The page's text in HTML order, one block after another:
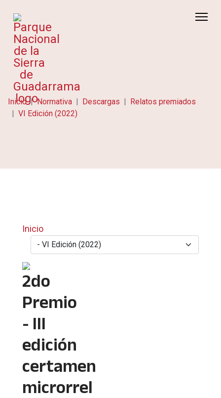
Inicio Normativa Descargas
Relatos premiados
VI Edición (2022)
Inicio